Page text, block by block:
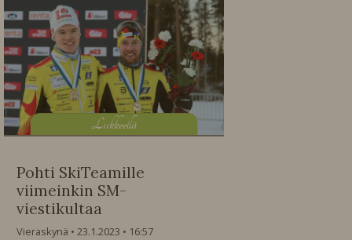
Liikkeellä
Pohti SkiTeamille
viimeinkin SM-
viestikultaa
Vieraskynä 23.1.2023
16:57